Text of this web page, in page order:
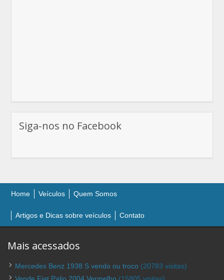
Siga-nos no Facebook
Home Veículos Quem Somos
Artigos e Dicas sobre veículos Contato
Mais acessados
Mercedes Benz 1938 S vendo ou troco (20783 visitas)
Vende Fiat Palio 2004 Vermelho (15805 visitas)